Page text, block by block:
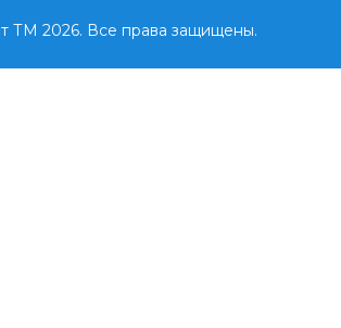
ТМ 2026. Все права защищены.